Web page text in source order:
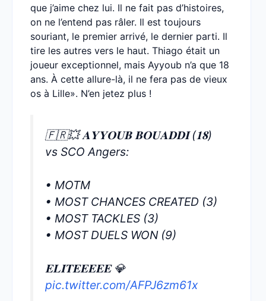
que j’aime chez lui. Il ne fait pas d’histoires,
on ne l’entend pas râler. Il est toujours
souriant, le premier arrivé, le dernier parti. Il
tire les autres vers le haut. Thiago était un
joueur exceptionnel, mais Ayyoub n’a que 18
ans. À cette allure-là, il ne fera pas de vieux
os à Lille». N’en jetez plus !
🇫🇷💥 𝐀𝐘𝐘𝐎𝐔𝐁 𝐁𝐎𝐔𝐀𝐃𝐃𝐈 (𝟏𝟖)
vs SCO Angers:
• MOTM
• MOST CHANCES CREATED (3)
• MOST TACKLES (3)
• MOST DUELS WON (9)
𝐄𝐋𝐈𝐓𝐄𝐄𝐄𝐄𝐄 💎
pic.twitter.com/AFPJ6zm61x